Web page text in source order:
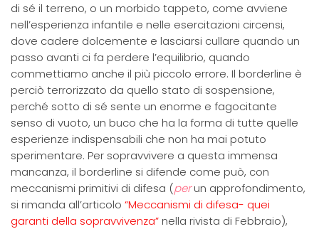
di sé il terreno, o un morbido tappeto, come avviene
nell’esperienza infantile e nelle esercitazioni circensi,
dove cadere dolcemente e lasciarsi cullare quando un
passo avanti ci fa perdere l’equilibrio, quando
commettiamo anche il più piccolo errore. Il borderline è
perciò terrorizzato da quello stato di sospensione,
perché sotto di sé sente un enorme e fagocitante
senso di vuoto, un buco che ha la forma di tutte quelle
esperienze indispensabili che non ha mai potuto
sperimentare. Per sopravvivere a questa immensa
mancanza, il borderline si difende come può, con
meccanismi primitivi di difesa (perun approfondimento,
si rimanda all’articolo “Meccanismi di difesa- quei
garanti della sopravvivenza”nella rivista di Febbraio),